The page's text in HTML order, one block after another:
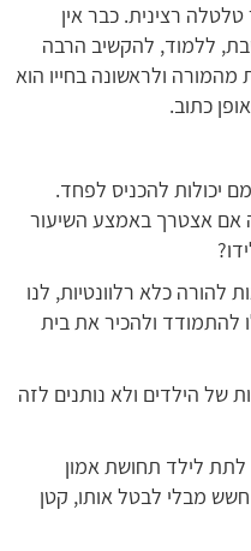
רצינית. כבר אין
ללמוד, להקשיב הרבה
ולראשונה בחייו הוא
כתוב.
יכולות להכניס לפחד.
אם אצטרך באמצע השיעור
להורה כלא רלוונטיות, לנו
להתמודד ולהכיר את בית
של הילדים ולא נותנים לזה
לתת לילד תחושת אמון
מבלי לבטל אותו, קטן